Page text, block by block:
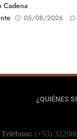
Cadena
05/08/2026
¿QUIÉNES
Teléfono: (+53)